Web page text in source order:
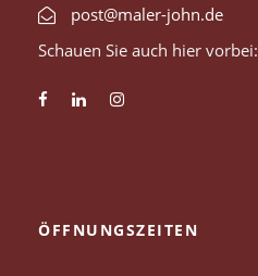
post@maler-john.de
Schauen Sie auch hier vorbei:
ÖFFNUNGSZEITEN